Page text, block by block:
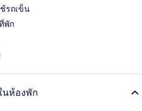
รถเข็น
พัก
นห้องพัก